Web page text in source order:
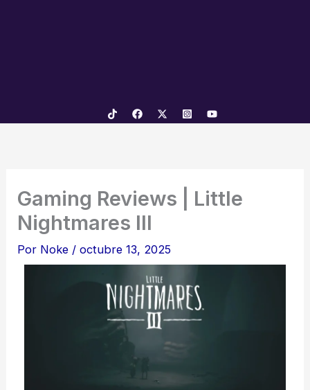
Gaming Reviews | Little
Nightmares III
Por Noke /octubre 13, 2025